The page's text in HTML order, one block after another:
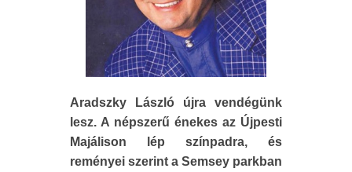
Aradszky László újra vendégünk
lesz. A népszerű énekes az Újpesti
Majálison lép színpadra, és
reményei szerint a Semsey parkban